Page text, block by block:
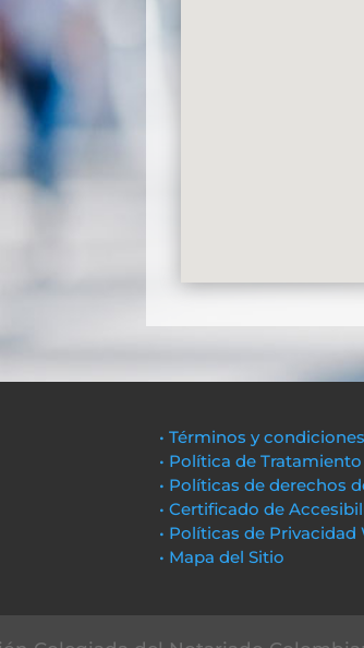
• Términos y condiciones
• Política de
• Políticas de derechos
• Certificado de
• Políticas de Privacidad
• Mapa del Sitio